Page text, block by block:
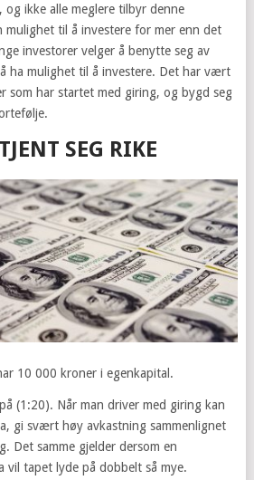
ikke alle meglere tilbyr denne
mulighet til å investere for mer enn det
investorer velger å benytte seg av
ha mulighet til å investere. Det har vært
som har startet med giring, og bygd seg
SEG RIKE
10 000 kroner i egenkapital.
(1:20). Når man driver med giring kan
gi svært høy avkastning sammenlignet
Det samme gjelder dersom en
vil tapet lyde på dobbelt så mye.